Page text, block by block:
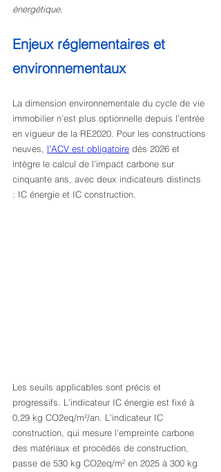
énergétique.
Enjeux réglementaires et
environnementaux
La dimension environnementale du cycle de vie
immobilier n’est plus optionnelle depuis l’entrée
en vigueur de la RE2020. Pour les constructions
neuves, l’ACV est obligatoire dès 2026 et
intègre le calcul de l’impact carbone sur
cinquante ans, avec deux indicateurs distincts
: IC énergie et IC construction.
Les seuils applicables sont précis et
progressifs. L’indicateur IC énergie est fixé à
0,29 kg CO2eq/m²/an. L’indicateur IC
construction, qui mesure l’empreinte carbone
des matériaux et procédés de construction,
passe de 530 kg CO2eq/m² en 2025 à 300 kg